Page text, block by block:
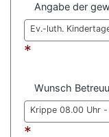
Angabe der
Ev.-luth.
*
Wunsch
Krippe 08.00 Uhr
*